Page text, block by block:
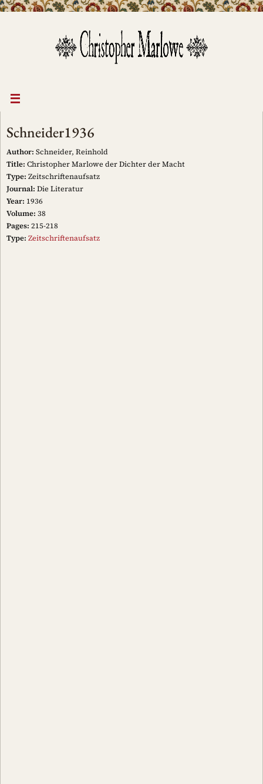
Schneider1936
Author: Schneider, Reinhold
Title: Christopher Marlowe der Dichter der Macht
Type: Zeitschriftenaufsatz
Journal: Die Literatur
Year: 1936
Volume: 38
Pages: 215-218
Type: Zeitschriftenaufsatz